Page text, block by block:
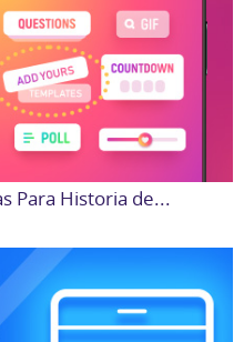
Para Historia de...